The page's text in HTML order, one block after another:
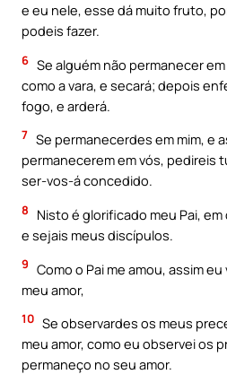
e eu nele, esse dá muito fruto,
podeis fazer.
6 Se alguém não permanecer
como a vara, e secará; depois
fogo, e arderá.
7 Se permanecerdes em mim, e
permanecerem em vós, pedireis
ser-vos-á concedido.
8
Nisto é glorificado meu Pai,
e sejais meus discípulos.
9 Como o Pai me amou, assim
meu amor,
10 Se observardes os meus
meu amor, como eu observei os
permaneço no seu amor.